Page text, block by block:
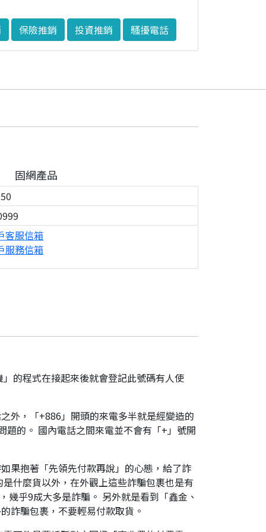
保險推銷 投資推銷 騷擾電話
固網產品
客服信箱
服務信箱
的程式在接起來後就會登記此號碼有人使
外，「+886」開頭的來電多半就是經變造的
的。 國內電話之間來電並不會有「+」號開
果抱著「先領先付款再說」的心態，給了詐
什麼貨以外，在外觀上這些詐騙包裹也是有
乎9成大多是詐騙。 另外就是看到「鑫金、
詐騙包裹，不要輕易付款取貨。